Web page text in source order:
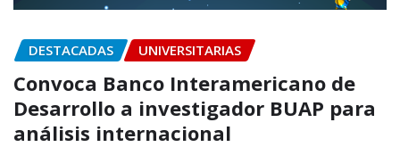
DESTACADAS UNIVERSITARIAS
Convoca Banco Interamericano de
Desarrollo a investigador BUAP para
análisis internacional